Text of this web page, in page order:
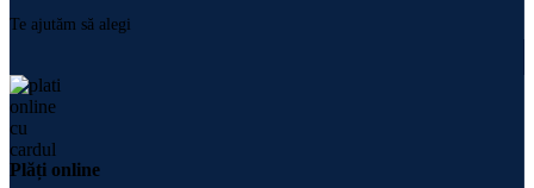
Te ajutăm să alegi
Plăți online